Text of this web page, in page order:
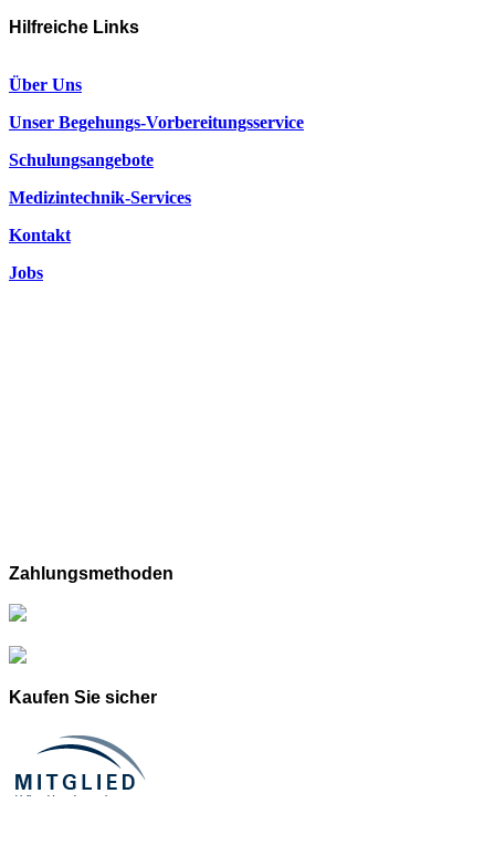
Hilfreiche Links
Über Uns
Unser Begehungs-Vorbereitungsservice
Schulungsangebote
Medizintechnik-Services
Kontakt
Jobs
Zahlungsmethoden
Kaufen Sie sicher